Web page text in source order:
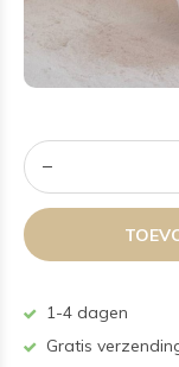
1-4 dagen
Gratis